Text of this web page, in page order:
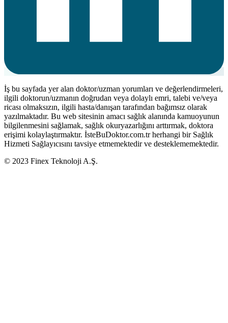
İş bu sayfada yer alan doktor/uzman yorumları ve değerlendirmeleri,
ilgili doktorun/uzmanın doğrudan veya dolaylı emri, talebi ve/veya
ricası olmaksızın, ilgili hasta/danışan tarafından bağımsız olarak
yazılmaktadır. Bu web sitesinin amacı sağlık alanında kamuoyunun
bilgilenmesini sağlamak, sağlık okuryazarlığını arttırmak, doktora
erişimi kolaylaştırmaktır. İsteBuDoktor.com.tr herhangi bir Sağlık
Hizmeti Sağlayıcısını tavsiye etmemektedir ve desteklememektedir.
© 2023 Finex Teknoloji A.Ş.